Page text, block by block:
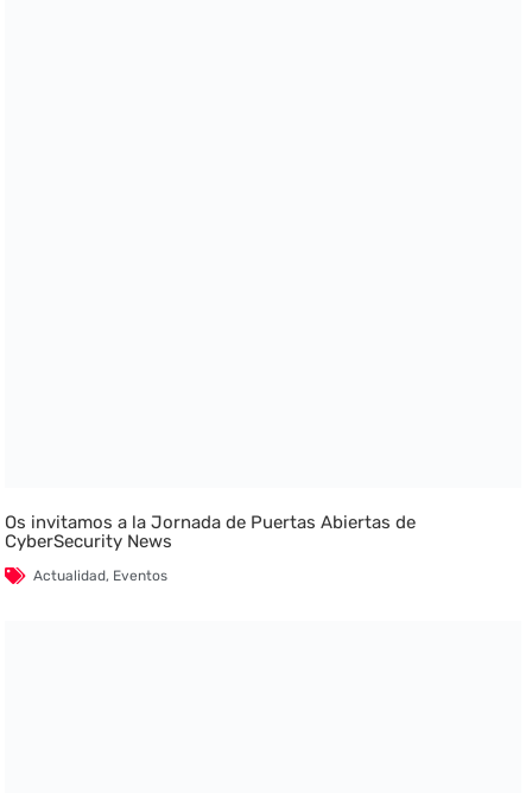
Os invitamos a la Jornada de Puertas Abiertas de
CyberSecurity News
Actualidad, Eventos